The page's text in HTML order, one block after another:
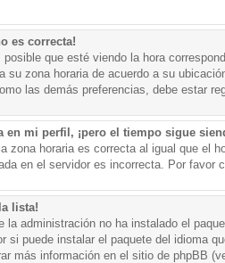
es correcta!
posible que esté viendo la hora
su zona horaria de acuerdo a su
las demás preferencias, debe estar
en mi perfil, ¡pero el tiempo sigue
zona horaria es correcta al igual que el
en el servidor es incorrecta. Por favor
lista!
la administración no ha instalado el
si puede instalar el paquete del idioma
más información en el sitio de phpBB